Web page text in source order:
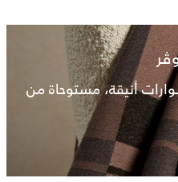
أنيقة، مستوحاة من